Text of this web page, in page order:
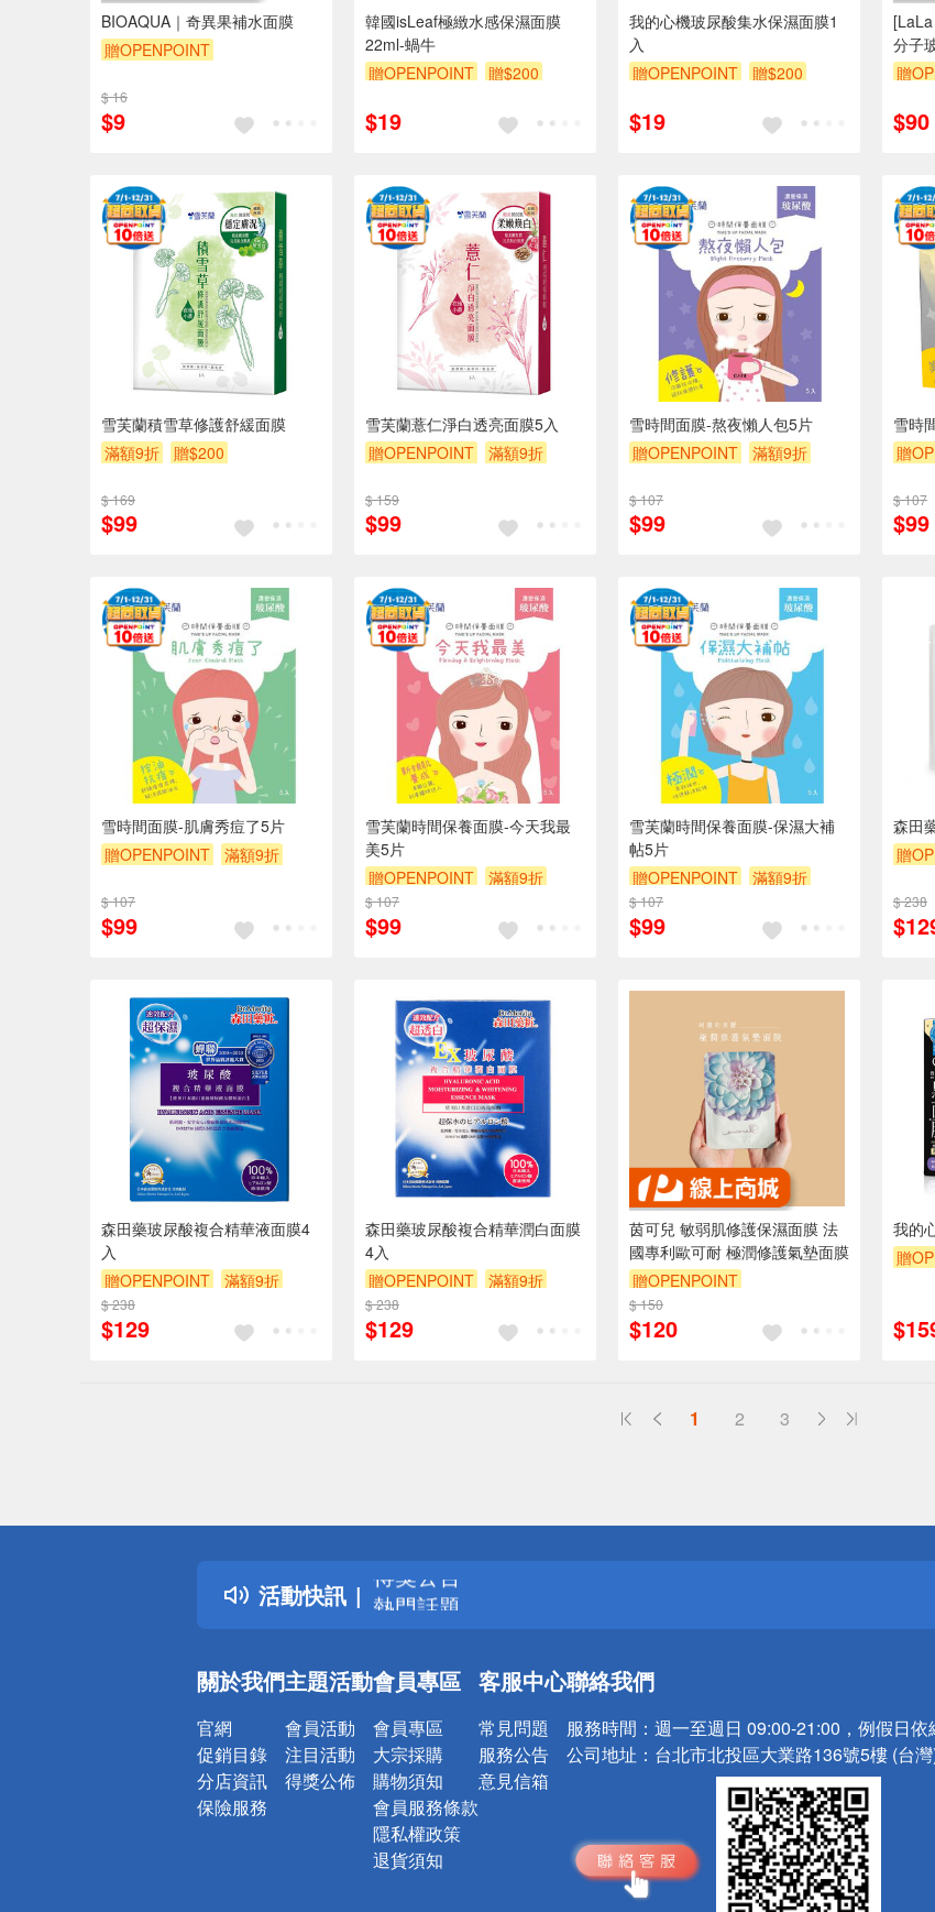
BIOAQUA｜奇異果補水面膜
贈OPENPOINT
$ 16
$9
韓國isLeaf極緻水感保濕面膜
22ml-蝸牛
贈OPENPOINT
贈$200
$19
我的心機玻尿酸集水保濕面膜1
入
贈OPENPOINT
贈$200
$19
分子
贈
$90
雪芙蘭積雪草修護舒緩面膜
滿額9折
贈$200
$ 169
$99
雪芙蘭薏仁淨白透亮面膜5入
贈OPENPOINT
滿額9折
$ 159
$99
雪時間面膜-熬夜懶人包5片
贈OPENPOINT
滿額9折
$ 107
$99
雪時
贈
$ 107
$99
雪時間面膜-肌膚秀痘了5片
贈OPENPOINT
滿額9折
$ 107
$99
雪芙蘭時間保養面膜-今天我最
美5片
贈OPENPOINT
滿額9折
贈$200
$ 107
$99
雪芙蘭時間保養面膜-保濕大補
帖5片
贈OPENPOINT
滿額9折
贈$200
$ 107
$99
森田
贈
$ 238
森田藥玻尿酸複合精華液面膜4
入
贈OPENPOINT
滿額9折
贈$200
$ 238
$129
森田藥玻尿酸複合精華潤白面膜
4入
贈OPENPOINT
滿額9折
贈$200
$ 238
$129
茵可兒 敏弱肌修護保濕面膜 法
國專利歐可耐 極潤修護氣墊面膜
贈OPENPOINT
$ 150
$120
我的
贈
1 2 3
活動快訊
詐騙網頁！請小心！
得獎公告
熱門話題
銀行優惠
詐騙網頁！請小心！
關於我們
官網
促銷目錄
分店資訊
保險服務
主題活動
會員活動
注目活動
得獎公佈
會員專區
會員專區
大宗採購
購物須知
會員服務條款
隱私權政策
退貨須知
客服中心
常見問題
服務公告
意見信箱
聯絡我們
服務時間： 週一至週日 09:00-21:00，例假日依
公司地址： 台北市北投區大業路136號5樓 (台